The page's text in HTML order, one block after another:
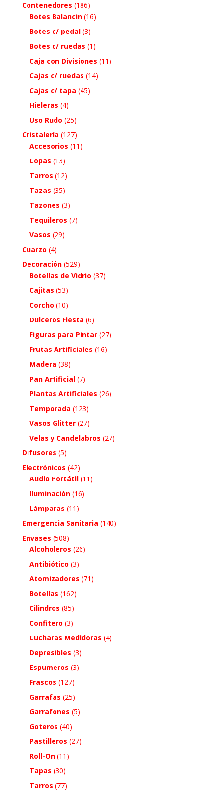
Contenedores (186)
Botes Balancin (16)
Botes c/ pedal (3)
Botes c/ ruedas (1)
Caja con Divisiones (11)
Cajas c/ ruedas (14)
Cajas c/ tapa (45)
Hieleras (4)
Uso Rudo (25)
Cristalería (127)
Accesorios (11)
Copas (13)
Tarros (12)
Tazas (35)
Tazones (3)
Tequileros (7)
Vasos (29)
Cuarzo (4)
Decoración (529)
Botellas de Vidrio (37)
Cajitas (53)
Corcho (10)
Dulceros Fiesta (6)
Figuras para Pintar (27)
Frutas Artificiales (16)
Madera (38)
Pan Artificial (7)
Plantas Artificiales (26)
Temporada (123)
Vasos Glitter (27)
Velas y Candelabros (27)
Difusores (5)
Electrónicos (42)
Audio Portátil (11)
Iluminación (16)
Lámparas (11)
Emergencia Sanitaria (140)
Envases (508)
Alcoholeros (26)
Antibiótico (3)
Atomizadores (71)
Botellas (162)
Cilindros (85)
Confitero (3)
Cucharas Medidoras (4)
Depresibles (3)
Espumeros (3)
Frascos (127)
Garrafas (25)
Garrafones (5)
Goteros (40)
Pastilleros (27)
Roll-On (11)
Tapas (30)
Tarros (77)